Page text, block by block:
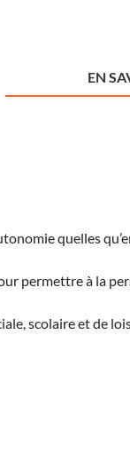
EN
quelles
permettre à la
scolaire et de